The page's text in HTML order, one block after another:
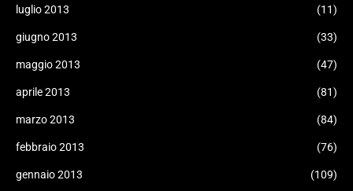
luglio 2013 (11)
giugno 2013 (33)
maggio 2013 (47)
aprile 2013 (81)
marzo 2013 (84)
febbraio 2013 (76)
gennaio 2013 (109)